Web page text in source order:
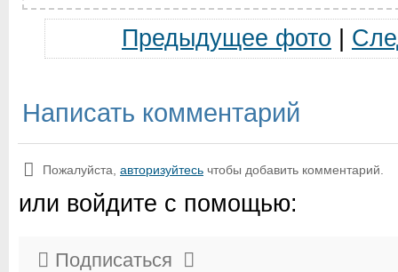
Предыдущее фото
Написать комментарий
Пожалуйста, авторизуйтесь чтобы добавить комментарий.
или войдите с помощью:
Подписаться